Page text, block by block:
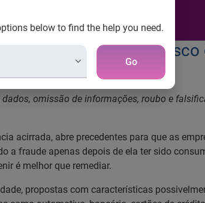
below to find the help you need.
Go
de fraude e afasta risco
omissão de informações, roubo e
acirrada, abre precedentes para que as
a fraude apenas depois de ela ter sido
é melhor que remediar.
propostas com características